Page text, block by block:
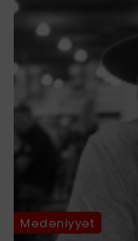
Mədəniyyət